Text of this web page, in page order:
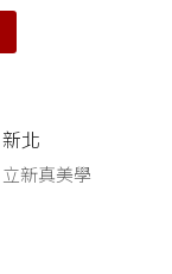
新北
立新真美學